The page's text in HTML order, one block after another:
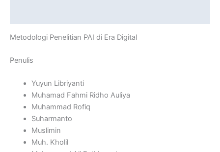
Metodologi Penelitian PAI di Era Digital
Penulis
Yuyun Libriyanti
Muhamad Fahmi Ridho Auliya
Muhammad Rofiq
Suharmanto
Muslimin
Muh. Kholil